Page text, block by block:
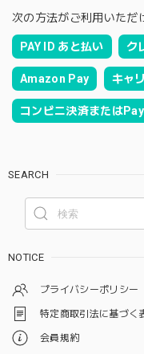
次の方法がご利用いただ
PAY ID あと払い ク
Amazon Pay キャ
コンビニ決済または
SEARCH
NOTICE
プライバシーポリシー
特定商取引法に基づく
会員規約